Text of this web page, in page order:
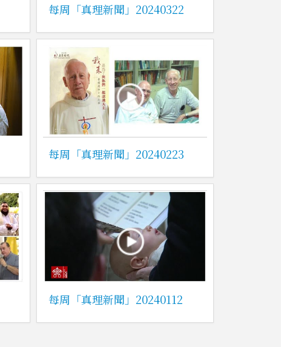
每周「真理新聞」20240322
每周「真理新聞」20240223
每周「真理新聞」20240112